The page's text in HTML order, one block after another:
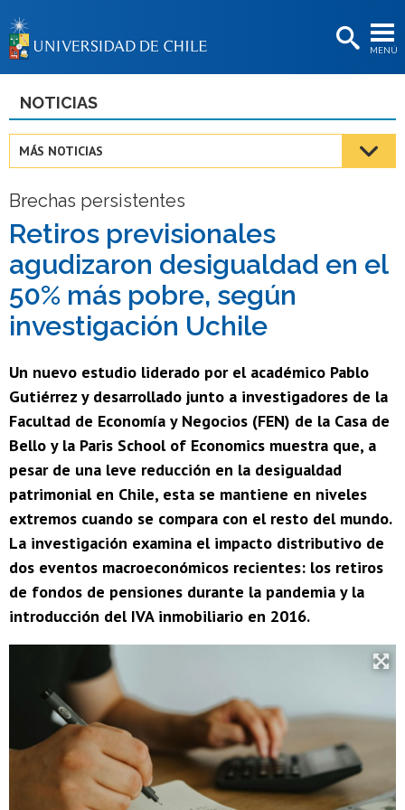
MENÚ
BIBLIOTECAS
Estudiantes
Académicas/os
Funcionarias/os
Egresadas/os
NOTICIAS
MÁS NOTICIAS
Brechas persistentes
Retiros previsionales
agudizaron desigualdad en el
50% más pobre, según
investigación Uchile
Un nuevo estudio liderado por el académico Pablo
Gutiérrez y desarrollado junto a investigadores de la
Facultad de Economía y Negocios (FEN) de la Casa de
Bello y la Paris School of Economics muestra que, a
pesar de una leve reducción en la desigualdad
patrimonial en Chile, esta se mantiene en niveles
extremos cuando se compara con el resto del mundo.
La investigación examina el impacto distributivo de
dos eventos macroeconómicos recientes: los retiros
de fondos de pensiones durante la pandemia y la
introducción del IVA inmobiliario en 2016.